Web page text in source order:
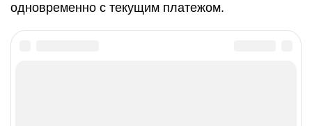
одновременно с текущим платежом.